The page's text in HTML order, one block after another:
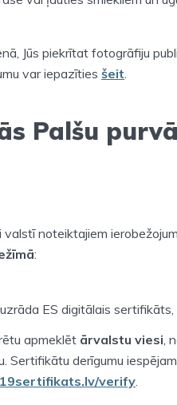
Jūs piekrītat fotogrāfiju
var iepazīties šeit
Palšu
noteiktajiem
:
ES digitālais
apmeklēt ārvalstu viesi ,
Sertifikātu derīgumu
verify